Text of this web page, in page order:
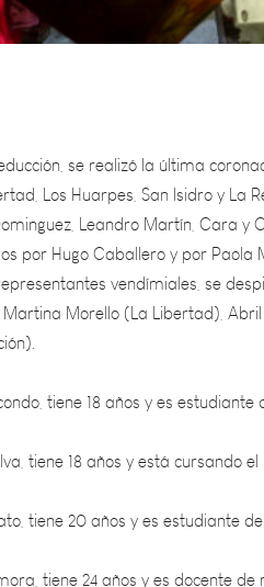
Los Huarpes, San Isidro y
Leandro Martín, Cara
Hugo Caballero y por
vendímiales, se
Morello (La Libertad),
18 años y es estudiante de
18 años y está cursando el
tiene 20 años y es estudiante de
tiene 24 años y es docente de nivel